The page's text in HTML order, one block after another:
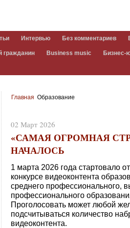
Интервью Без комментариев
гражданин Business music Бизнес-
Главная Образование
02 Март 2026
«САМАЯ ОГРОМНАЯ
НАЧАЛОСЬ
1 марта 2026 года стартовало
конкурсе видеоконтента
среднего профессионального,
профессионального
Проголосовать может любой
подсчитываться количество
видеоконтента.